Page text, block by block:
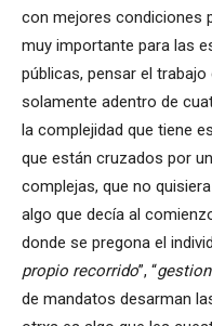
con mejores condiciones
muy importante para las
públicas, pensar el
solamente adentro de
la complejidad que tiene
que están cruzados por
complejas, que no
algo que decía al
donde se pregona el
propio recorrido”, “
de mandatos desarman